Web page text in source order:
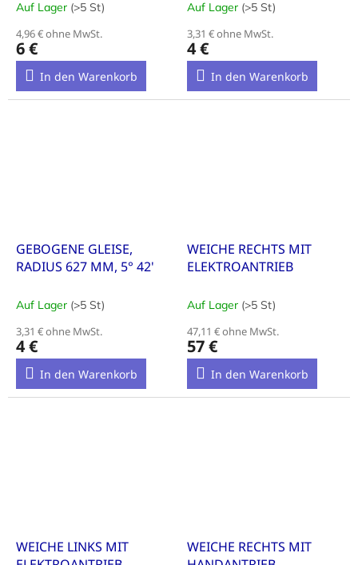
Auf Lager (>5 St)
4,96 € ohne MwSt.
6 €
In den Warenkorb
Auf Lager (>5 St)
3,31 € ohne MwSt.
4 €
In den Warenkorb
GEBOGENE GLEISE,
RADIUS 627 MM, 5° 42'
Auf Lager (>5 St)
3,31 € ohne MwSt.
4 €
In den Warenkorb
WEICHE RECHTS MIT
ELEKTROANTRIEB
Auf Lager (>5 St)
47,11 € ohne MwSt.
57 €
In den Warenkorb
WEICHE LINKS MIT
WEICHE RECHTS MIT